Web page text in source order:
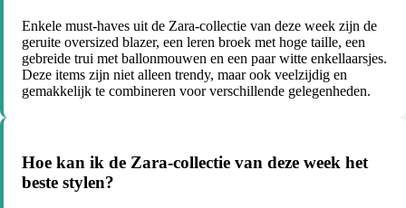
Enkele must-haves uit de Zara-collectie van deze week zijn de
geruite oversized blazer, een leren broek met hoge taille, een
gebreide trui met ballonmouwen en een paar witte enkellaarsjes.
Deze items zijn niet alleen trendy, maar ook veelzijdig en
gemakkelijk te combineren voor verschillende gelegenheden.
Hoe kan ik de Zara-collectie van deze week het
beste stylen?